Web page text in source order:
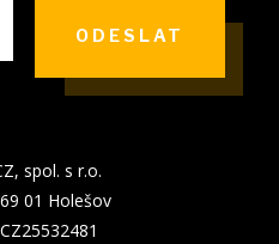
ODESLAT
spol. s r.o.
01 Holešov